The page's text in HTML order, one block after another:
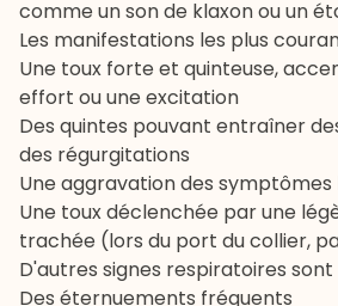
comme un son de klaxon ou un
Les manifestations les plus
Une toux forte et quinteuse,
effort ou une excitation
Des quintes pouvant entraîner
des régurgitations
Une aggravation des symptômes
Une toux déclenchée par une
trachée (lors du port du collier,
D'autres signes respiratoires sont
Des éternuements fréquents